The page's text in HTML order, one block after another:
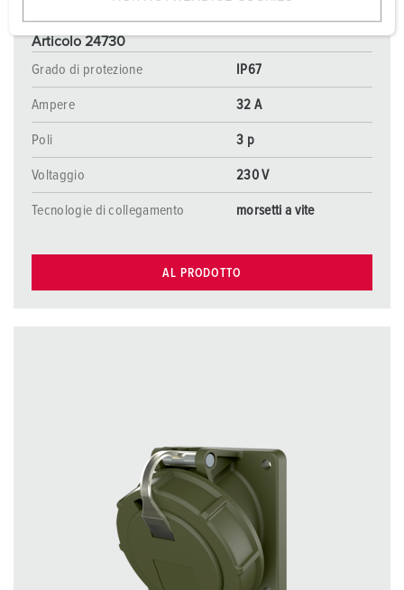
w
Articolo 24730
Grado di protezione
IP67
Ampere 32 A
Poli 3 p
Voltaggio 230 V
Tecnologie di collegamento morsetti a vite
AL PRODOTTO